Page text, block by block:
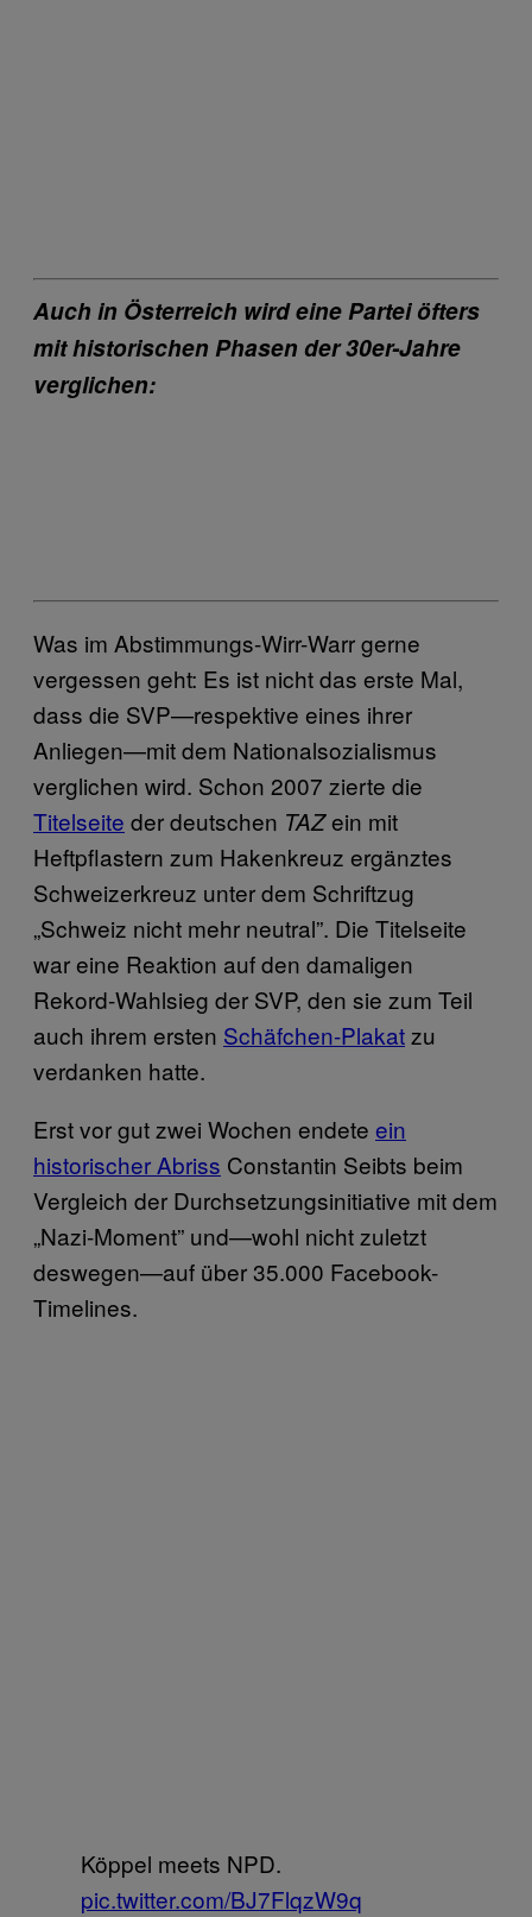
Auch in Österreich wird eine Partei öfters
mit historischen Phasen der 30er-Jahre
verglichen:
Was im Abstimmungs-Wirr-Warr gerne
vergessen geht: Es ist nicht das erste Mal,
dass die SVP—respektive eines ihrer
Anliegen—mit dem Nationalsozialismus
verglichen wird. Schon 2007 zierte die
Titelseite der deutschen TAZein mit
Heftpflastern zum Hakenkreuz ergänztes
Schweizerkreuz unter dem Schriftzug
„Schweiz nicht mehr neutral”. Die Titelseite
war eine Reaktion auf den damaligen
Rekord-Wahlsieg der SVP, den sie zum Teil
auch ihrem ersten Schäfchen-Plakatzu
verdanken hatte.
Erst vor gut zwei Wochen endete ein
historischer Abriss Constantin Seibts beim
Vergleich der Durchsetzungsinitiative mit dem
„Nazi-Moment” und—wohl nicht zuletzt
deswegen—auf über 35.000 Facebook-
Timelines.
Köppel meets NPD.
pic.twitter.com/BJ7FlqzW9q